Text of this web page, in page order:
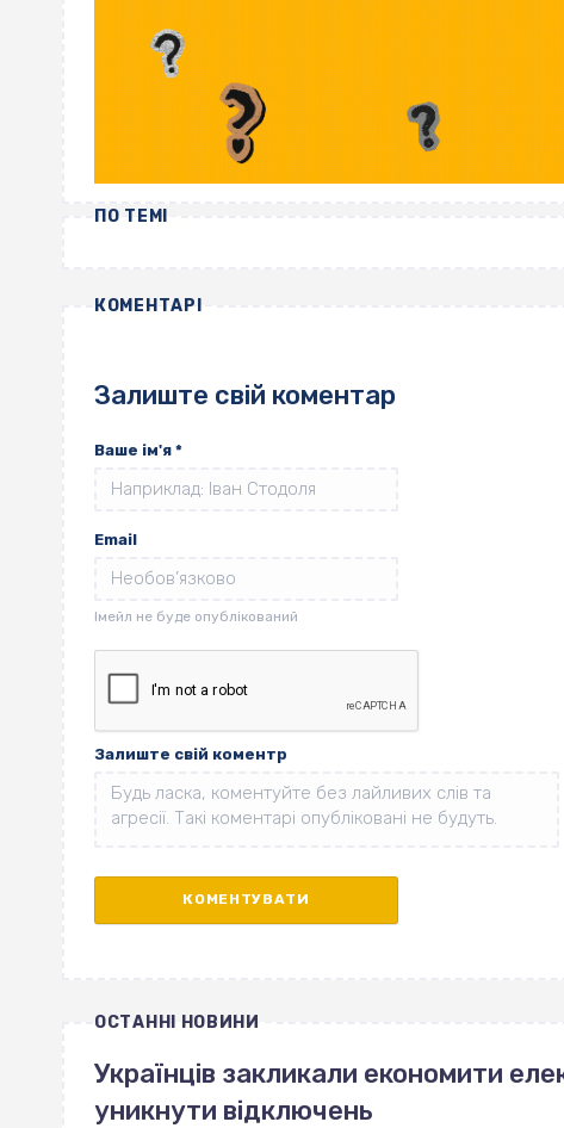
ПО ТЕМІ
КОМЕНТАРІ
Залиште свій коментар
Ваше ім'я *
Email
Залиште свій коментр
ОСТАННІ НОВИНИ
Українців закликали економити
уникнути відключень